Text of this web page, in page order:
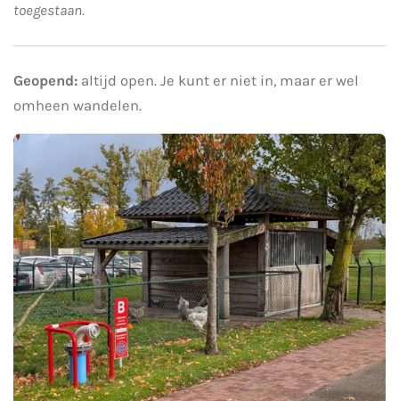
toegestaan.
Geopend: altijd open. Je kunt er niet in, maar er wel
omheen wandelen.